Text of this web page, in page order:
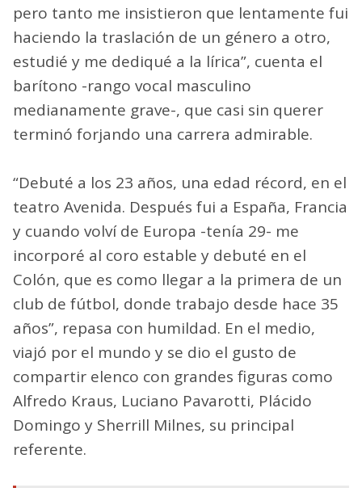
pero tanto me insistieron que lentamente fui
haciendo la traslación de un género a otro,
estudié y me dediqué a la lírica”, cuenta el
barítono -rango vocal masculino
medianamente grave-, que casi sin querer
terminó forjando una carrera admirable.
“Debuté a los 23 años, una edad récord, en el
teatro Avenida. Después fui a España, Francia
y cuando volví de Europa -tenía 29- me
incorporé al coro estable y debuté en el
Colón, que es como llegar a la primera de un
club de fútbol, donde trabajo desde hace 35
años”, repasa con humildad. En el medio,
viajó por el mundo y se dio el gusto de
compartir elenco con grandes figuras como
Alfredo Kraus, Luciano Pavarotti, Plácido
Domingo y Sherrill Milnes, su principal
referente.